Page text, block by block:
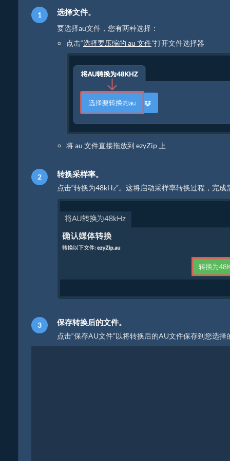
选择文件。
要选择au文件，您有两种选择：
点击“选择要压缩的 au 文件”打开文件选择器
将 au 文件直接拖放到 ezyZip 上
转换采样率。
点击“转换为48kHz”。这将启动采样率转换过程，完成
保存转换后的文件。
点击“保存AU文件”以将转换后的AU文件保存到您选择